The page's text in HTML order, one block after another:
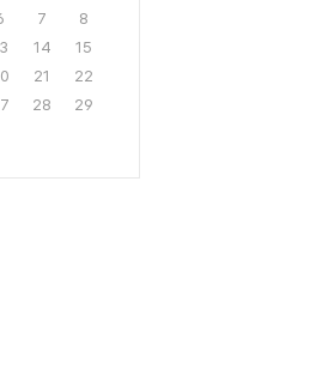
7
8
14
15
21
22
28
29